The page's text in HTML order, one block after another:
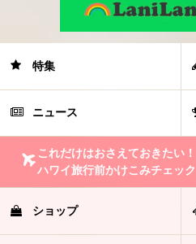
特集
ニュース
これだけはおさえておきたい！
ハワイ旅行前かけこみチェック
ショップ